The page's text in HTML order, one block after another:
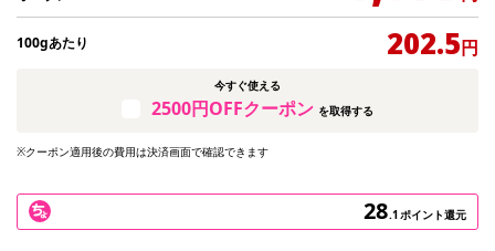
100gあたり 202.5円
今すぐ使える
2500円OFFクーポン を取得する
※クーポン適用後の費用は決済画面で確認できます
28.1ポイント還元